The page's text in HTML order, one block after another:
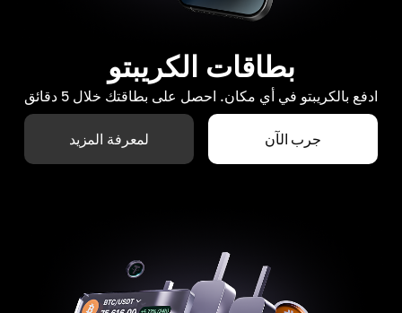
بطاقات الكريبتو
ادفع بالكريبتو في أي مكان. احصل على بطاقتك خلال 5 دقائق
جرب الآن لمعرفة المزيد